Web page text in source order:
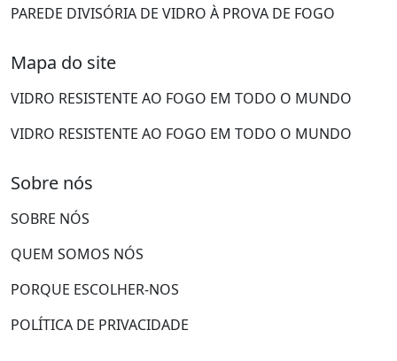
PAREDE DIVISÓRIA DE VIDRO À PROVA DE FOGO
Mapa do site
VIDRO RESISTENTE AO FOGO EM TODO O MUNDO
VIDRO RESISTENTE AO FOGO EM TODO O MUNDO
Sobre nós
SOBRE NÓS
QUEM SOMOS NÓS
PORQUE ESCOLHER-NOS
POLÍTICA DE PRIVACIDADE